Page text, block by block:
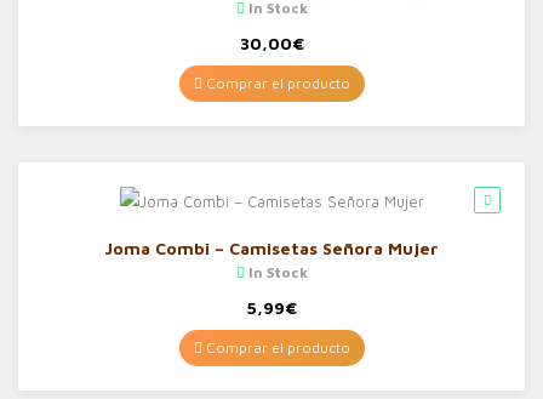
In Stock
30,00€
Comprar el producto
Joma Combi – Camisetas Señora Mujer
In Stock
5,99€
Comprar el producto